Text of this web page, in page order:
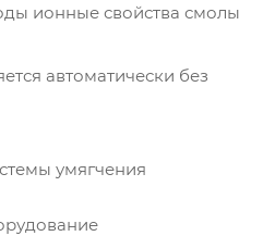
ионные свойства смолы
автоматически без
умягчения